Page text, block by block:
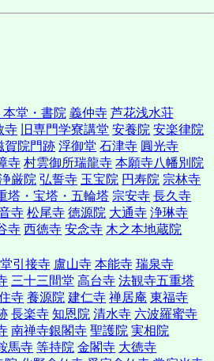
本堂・書院 義仲寺 芦花浅水荘
寺 旧専門学寮講堂 安養院 安楽律院
賀院門跡 浮御堂 石津寺 圓光寺
寺 村雲御所瑞龍寺 本願寺八幡別院
厳院 弘誓寺 玉宝院 円寿院 宗林寺
塔・宝塔・五輪塔 宗安寺 長久寺
寺 松尾寺 徳源院 大通寺 浄琳寺
寺 西徳寺 安念寺 木之本地蔵院
引接寺 盧山寺 本能寺 瑞泉寺
三十三間堂 高台寺 法観寺五重塔
寺 養源院 建仁寺 禅居庵 東福寺
長楽寺 知恩院 清水寺 六波羅蜜寺
南禅寺銀閣寺 聖護院 実相院
馬寺 等持院 金閣寺 大徳寺